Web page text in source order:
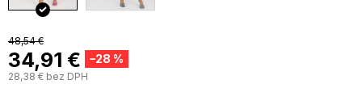
48,54 €
–28 %
34,91 €
28,38 € bez DPH